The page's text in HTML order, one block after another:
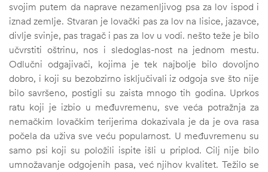
svojim putem da naprave nezamenljivog psa za lov ispod i
iznad zemlje. Stvaran je lovački pas za lov na lisice, jazavce,
divlje svinje, pas tragač i pas za lov u vodi. nešto teže je bilo
učvrstiti oštrinu, nos i sledoglas-nost na jednom mestu.
Odlučni odgajivači, kojima je tek najbolje bilo dovoljno
dobro, i koji su bezobzirno isključivali iz odgoja sve što nije
bilo savršeno, postigli su zaista mnogo tih godina. Uprkos
ratu koji je izbio u međuvremenu, sve veća potražnja za
nemačkim lovačkim terijerima dokazivala je da je ova rasa
počela da uživa sve veću popularnost. U međuvremenu su
samo psi koji su položili ispite išli u priplod. Cilj nije bilo
umnožavanje odgojenih pasa, već njihov kvalitet. Težilo se